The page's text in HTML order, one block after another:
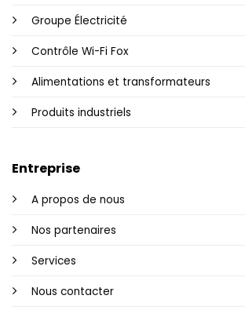
Groupe Électricité
Contrôle Wi-Fi Fox
Alimentations et transformateurs
Produits industriels
Entreprise
A propos de nous
Nos partenaires
Services
Nous contacter